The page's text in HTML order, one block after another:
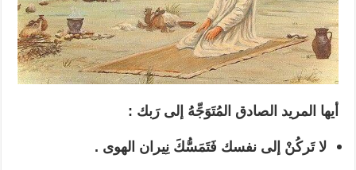
أيها المريد الصادق المُتَوَجِّهُ إلى رَبك :
لا تَركُنْ إلى نفسك فَتَمَسُّكَ نِيران الهوى .